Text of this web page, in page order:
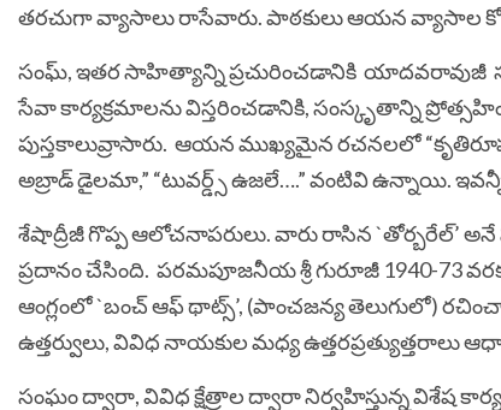
తరచుగా వ్యాసాలు రాసేవారు. పాఠకులు ఆయన వ్యాసాల
సంఘ్, ఇతర సాహిత్యాన్ని ప్రచురించడానికి యాదవరావుజీ
సేవా కార్యక్రమాలను విస్తరించడానికి, సంస్కృతాన్ని
పుస్తకాలువ్రాసారు. ఆయన ముఖ్యమైన రచనలలో
అబ్రాడ్ డైలమా,” “టువర్డ్స్ ఉజలే….” వంటివి ఉన్నాయి.
శేషాద్రీజీ గొప్ప ఆలోచనాపరులు. వారు రాసిన `తోర్బరేల్’
ప్రదానం చేసింది. పరమపూజనీయ శ్రీ గురూజీ 1940-
ఆంగ్లంలో `బంచ్ ఆఫ్ థాట్స్’, (పాంచజన్య తెలుగులో)
ఉత్తర్వులు, వివిధ నాయకుల మధ్య ఉత్తరప్రత్యుత్తరాలు
సంఘం ద్వారా, వివిధ క్షేత్రాల ద్వారా నిర్వహిస్తున్న విశేష